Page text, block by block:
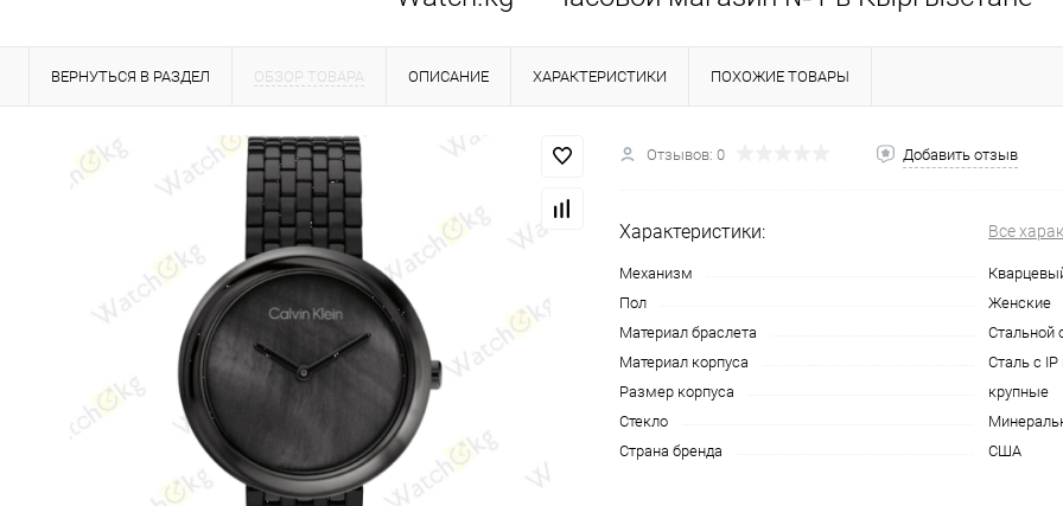
ВЕРНУТЬСЯ В РАЗДЕЛ ОБЗОР ТОВАРА ОПИСАНИЕ ХАРАКТЕРИСТИКИ ПОХОЖИЕ ТОВАРЫ
Отзывов: 0 Добавить отзыв
Характеристики: Все
Механизм
Пол
Женские
Материал браслета
Стальной
Материал корпуса
Сталь с
Размер корпуса
крупные
Стекло
Страна бренда
США